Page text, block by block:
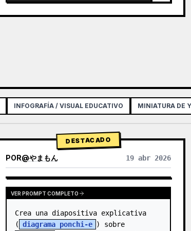
INFOGRAFÍA / VISUAL EDUCATIVO MINIATURA DE
DESTACADO
POR@やまもん 19 abr 2026
VER RESULTADOS DE OTROS MODELOS
VER PROMPT COMPLETO
Crea una diapositiva explicativa
( diagrama ponchi-e
) sobre